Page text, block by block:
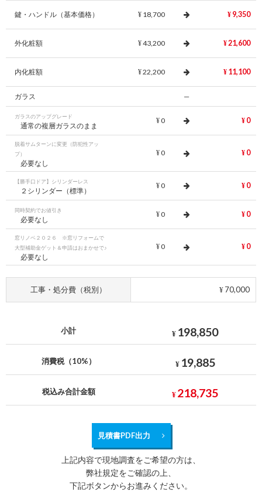
鍵・ハンドル（基本価格） ¥ 18,700 ¥ 9,350
外化粧額 ¥43,200 ¥21,600
内化粧額 ¥22,200 ¥ 11,100
ガラス —
ガラスのアップグレード
通常の複層ガラスのまま
¥0 ¥ 0
脱着サムターンに変更（防犯性アッ
プ）
必要なし
¥0 ¥ 0
【勝手口ドア】シリンダーレス
２シリンダー（標準）
¥0 ¥ 0
同時契約でお値引き
必要なし
¥0 ¥ 0
窓リノベ２０２６ ※窓リフォームで
大型補助金ゲット＆申請はおまかせで♪
必要なし
¥0 ¥ 0
工事・処分費（税別） ¥ 70,000
小計 ¥ 198,850
消費税（10%） ¥ 19,885
税込み合計金額 ¥ 218,735
見積書PDF出力
上記内容で現地調査をご希望の方は、
弊社規定をご確認の上、
下記ボタンからお進みください。